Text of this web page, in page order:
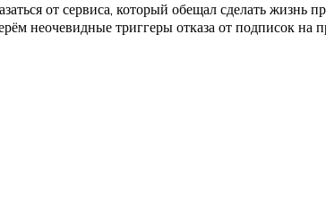
от сервиса, который обещал сделать
неочевидные триггеры отказа от подписок на